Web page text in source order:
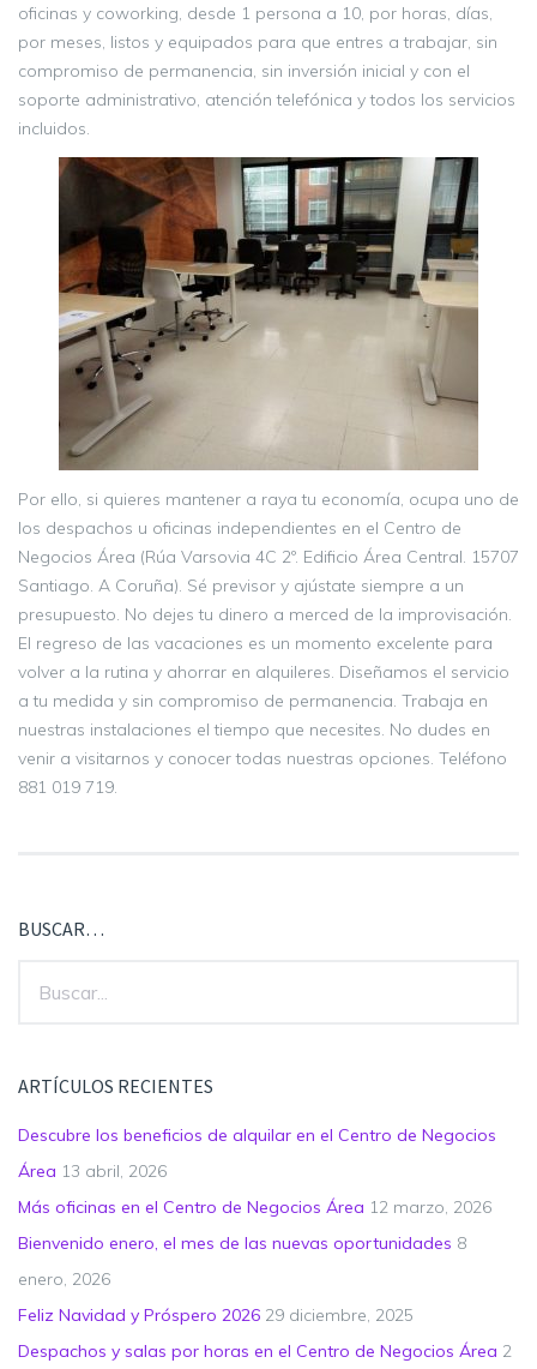
oficinas y coworking, desde 1 persona a 10, por horas, días,
por meses, listos y equipados para que entres a trabajar, sin
compromiso de permanencia, sin inversión inicial y con el
soporte administrativo, atención telefónica y todos los servicios
incluidos.
Por ello, si quieres mantener a raya tu economía, ocupa uno de
los despachos u oficinas independientes en el Centro de
Negocios Área (Rúa Varsovia 4C 2º. Edificio Área Central. 15707
Santiago. A Coruña). Sé previsor y ajústate siempre a un
presupuesto. No dejes tu dinero a merced de la improvisación.
El regreso de las vacaciones es un momento excelente para
volver a la rutina y ahorrar en alquileres. Diseñamos el servicio
a tu medida y sin compromiso de permanencia. Trabaja en
nuestras instalaciones el tiempo que necesites. No dudes en
venir a visitarnos y conocer todas nuestras opciones. Teléfono
881 019 719.
BUSCAR…
ARTÍCULOS RECIENTES
Descubre los beneficios de alquilar en el Centro de Negocios
Área 13 abril, 2026
Más oficinas en el Centro de Negocios Área 12 marzo, 2026
Bienvenido enero, el mes de las nuevas oportunidades 8
enero, 2026
Feliz Navidad y Próspero 2026 29 diciembre, 2025
Despachos y salas por horas en el Centro de Negocios Área 2